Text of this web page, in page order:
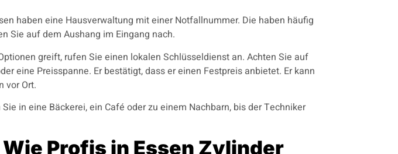
haben eine Hausverwaltung mit einer Notfallnummer. Die haben häufig
Sie auf dem Aushang im Eingang nach.
greift, rufen Sie einen lokalen Schlüsseldienst an. Achten Sie auf
eine Preisspanne. Er bestätigt, dass er einen Festpreis anbietet. Er kann
vor Ort.
in eine Bäckerei, ein Café oder zu einem Nachbarn, bis der Techniker
Profis in Essen Zylinder